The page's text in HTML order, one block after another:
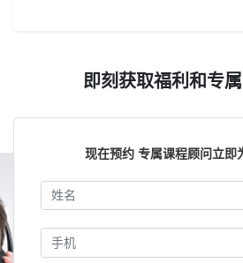
即刻获取福利和专
现在预约 专属课程顾问立即